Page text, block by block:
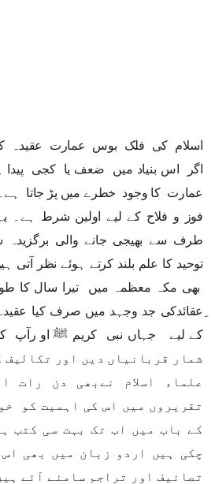
اسلام کی فلک بوس عمارت عقیدہ
اگر اس بنیاد میں ضعف یا کجی پیدا
عمارت کا وجود خطرے میں پڑ جاتا
فوز و فلاح کے لیے اولین شرط ہے۔
طرف سے بھیجی جانے والی
توحید کا علم بلند کرتے ہوئے نظر
بھی مکہ معظمہ میں تیرا سال کا
ِعقائدکی جد وجہد میں صرف کیا
کے لیے جہاں نبی کریم ﷺ او رآپ
شمار قربانیاں دیں اور
علماء اسلام نےبھی دن رات
تقریروں میں اس کی اہمیت کو
کے باب میں اب تک بہت سی کتب
چکی ہیں اردو زبان میں بھی
تصانیف اور تراجم سامنے آئے